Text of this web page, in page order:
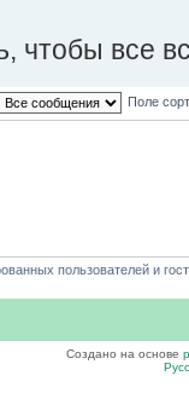
чтобы все
Поле
пользователей и
Создано на основе